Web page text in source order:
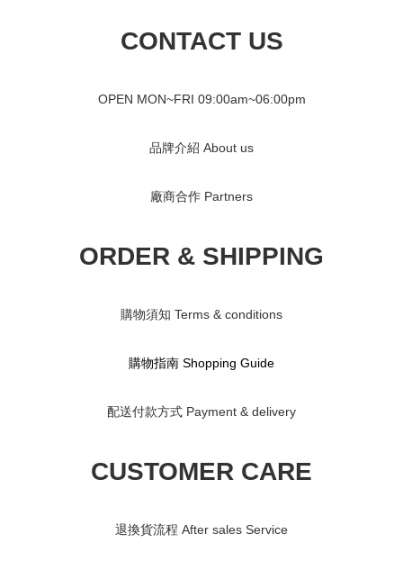
CONTACT US
OPEN MON~FRI 09:00am~06:00pm
品牌介紹 About us
廠商合作 Partners
ORDER & SHIPPING
購物須知 Terms & conditions
購物指南 Shopping Guide
配送付款方式 Payment & delivery
CUSTOMER CARE
退換貨流程 After sales Service